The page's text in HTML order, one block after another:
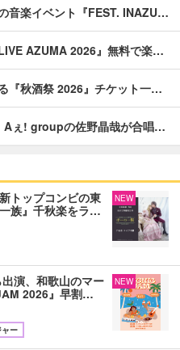
音楽イベント『FEST. INAZU…
AZUMA 2026』無料で楽…
『秋酒祭 2026』チケット一…
Aぇ! groupの佐野晶哉が合唱…
トップコンビの東
族』千秋楽をラ…
NEW
演、和歌山のマー
2026』早割…
ー
NEW